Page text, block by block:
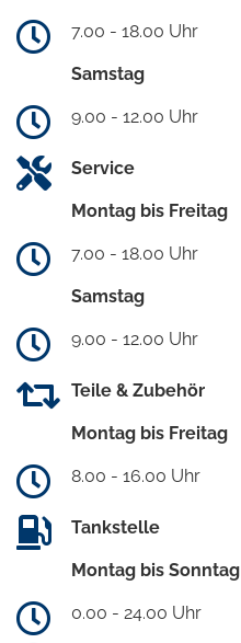
7.00 - 18.00 Uhr
Samstag
9.00 - 12.00 Uhr
Service
Montag bis Freitag
7.00 - 18.00 Uhr
Samstag
9.00 - 12.00 Uhr
Teile & Zubehör
Montag bis Freitag
8.00 - 16.00 Uhr
Tankstelle
Montag bis Sonntag
0.00 - 24.00 Uhr